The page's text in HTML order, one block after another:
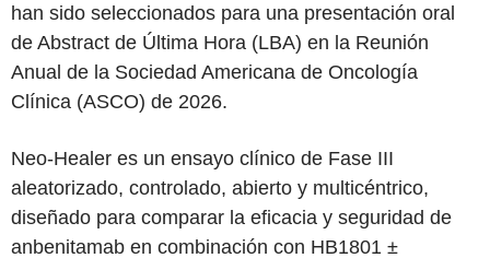
han sido seleccionados para una presentación oral
de Abstract de Última Hora (LBA) en la Reunión
Anual de la Sociedad Americana de Oncología
Clínica (ASCO) de 2026.
Neo-Healer es un ensayo clínico de Fase III
aleatorizado, controlado, abierto y multicéntrico,
diseñado para comparar la eficacia y seguridad de
anbenitamab en combinación con HB1801 ±